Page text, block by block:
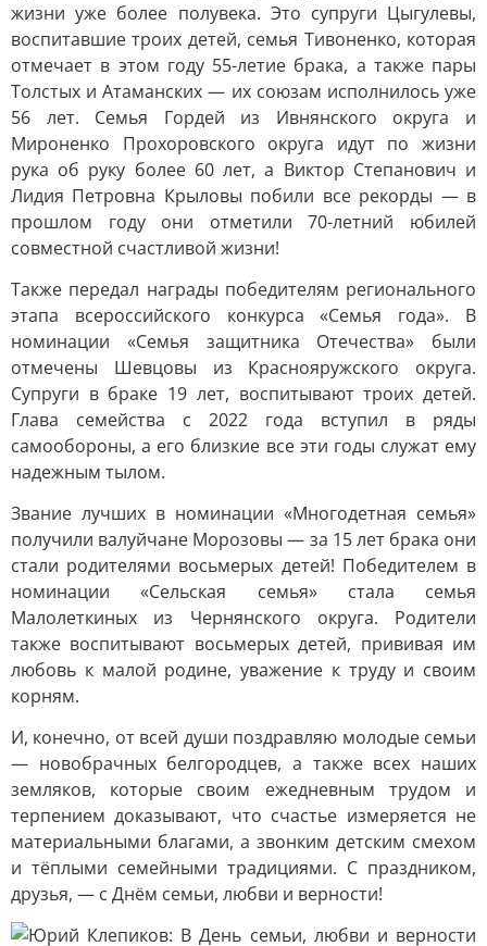
жизни уже более полувека. Это супруги Цыгулевы,
воспитавшие троих детей, семья Тивоненко, которая
отмечает в этом году 55-летие брака, а также пары
Толстых и Атаманских — их союзам исполнилось уже
56 лет. Семья Гордей из Ивнянского округа и
Мироненко Прохоровского округа идут по жизни
рука об руку более 60 лет, а Виктор Степанович и
Лидия Петровна Крыловы побили все рекорды — в
прошлом году они отметили 70-летний юбилей
совместной счастливой жизни!
Также передал награды победителям регионального
этапа всероссийского конкурса «Семья года». В
номинации «Семья защитника Отечества» были
отмечены Шевцовы из Краснояружского округа.
Супруги в браке 19 лет, воспитывают троих детей.
Глава семейства с 2022 года вступил в ряды
самообороны, а его близкие все эти годы служат ему
надежным тылом.
Звание лучших в номинации «Многодетная семья»
получили валуйчане Морозовы — за 15 лет брака они
стали родителями восьмерых детей! Победителем в
номинации «Сельская семья» стала семья
Малолеткиных из Чернянского округа. Родители
также воспитывают восьмерых детей, прививая им
любовь к малой родине, уважение к труду и своим
корням.
И, конечно, от всей души поздравляю молодые семьи
— новобрачных белгородцев, а также всех наших
земляков, которые своим ежедневным трудом и
терпением доказывают, что счастье измеряется не
материальными благами, а звонким детским смехом
и тёплыми семейными традициями. С праздником,
друзья, — с Днём семьи, любви и верности!